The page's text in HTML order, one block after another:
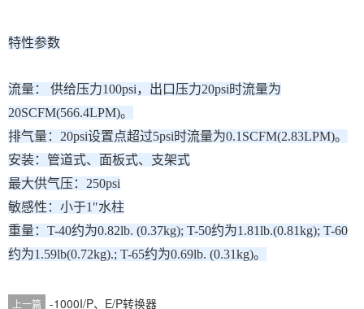
特性参数
流量： 供给压力100psi，出口压力20psi时流量为
20SCFM(566.4LPM)。
排气量：20psi设置点超过5psi时流量为0.1SCFM(2.83LPM)。
安装：管道式、面板式、支架式
最大供气压：250psi
敏感性：小于1″水柱
重量：T-40约为0.82lb. (0.37kg); T-50约为1.81lb.(0.81kg); T-60
约为1.59lb(0.72kg).; T-65约为0.69lb. (0.31kg)。
上一篇 -1000I/P、E/P转换器